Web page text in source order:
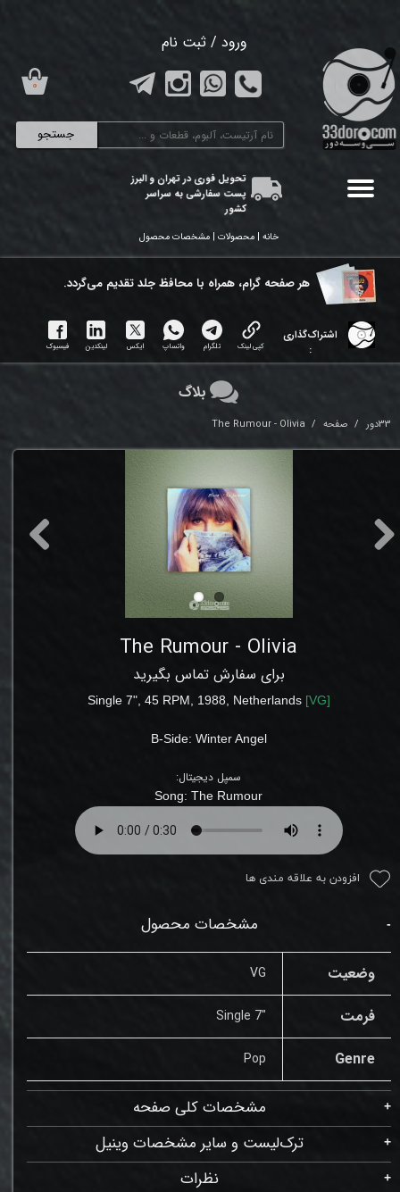
جستجو
ورود / ثبت نام
تغییر گذر واژه
سفارشات
تحویل فوری در تهران و البرز
پست سفارشی به سراسر
کشور
۰
خانه | محصولات | مشخصات محصول
هر ​صفحه گرام، همراه با محافظ جلد تقدیم می‌گردد.
اشتراک‌گذاری
:
کپی لینک تلگرام واتساپ ایکس لینکدین فیسبوک
33دور صفحه The Rumour - Olivia
The Rumour - Olivia
برای سفارش تماس بگیرید
Single 7", 45 RPM, 1988, Netherlands [VG]
B-Side: Winter Angel
سمپل دیجیتال:
Song:The Rumour
افزودن به علاقه مندی ها
مشخصات محصول
وضعیت VG
فرمت "Single 7
Genre
Pop
مشخصات کلی صفحه
ترک‌لیست و سایر مشخصات وینیل
نظرات
بلاگ